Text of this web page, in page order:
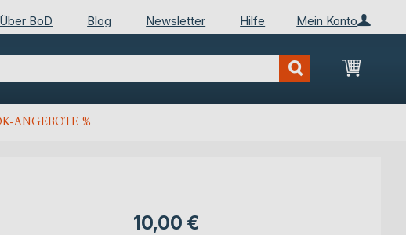
Mein Konto
Über BoD Blog Newsletter Hilfe
Mein
ANGEBOTE %
10,00 €